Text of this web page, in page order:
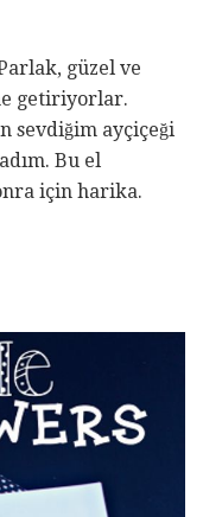
güzel ve
getiriyorlar.
sevdiğim ayçiçeği
Bu el
için harika.